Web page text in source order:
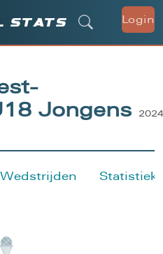
stats Login
Jongens
2024
Wedstrijden